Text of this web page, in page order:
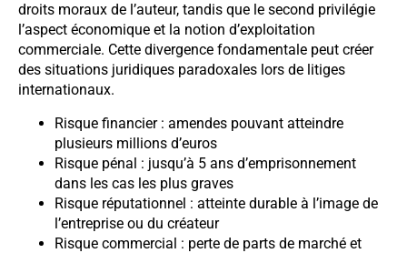
droits moraux de l’auteur, tandis que le second privilégie
l’aspect économique et la notion d’exploitation
commerciale. Cette divergence fondamentale peut créer
des situations juridiques paradoxales lors de litiges
internationaux.
Risque financier : amendes pouvant atteindre
plusieurs millions d’euros
Risque pénal : jusqu’à 5 ans d’emprisonnement
dans les cas les plus graves
Risque réputationnel : atteinte durable à l’image de
l’entreprise ou du créateur
Risque commercial : perte de parts de marché et